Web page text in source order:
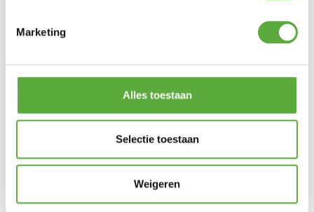
Marketing
Alles toestaan
Selectie toestaan
Weigeren
Gratis verzending vanaf €250,-*